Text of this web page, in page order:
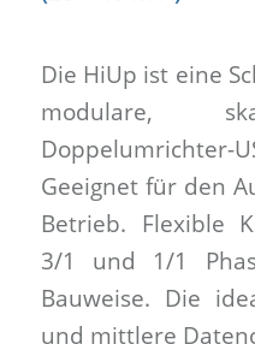
Die HiUp ist eine
modulare,
Doppelumrichter-
Geeignet für den
Betrieb. Flexible
3/1 und 1/1
Bauweise. Die
und mittlere